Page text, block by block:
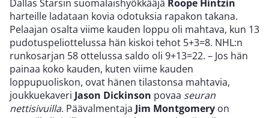
Dallas Starsin suomalaishyökkääjä Roope Hintzin
harteille ladataan kovia odotuksia rapakon takana.
Pelaajan osalta viime kauden loppu oli mahtava, kun 13
pudotuspeliottelussa hän kiskoi tehot 5+3=8. NHL:n
runkosarjan 58 ottelussa saldo oli 9+13=22. – Jos hän
painaa koko kauden, kuten viime kauden
loppupuoliskon, ovat hänen tilastonsa mahtavia,
joukkuekaveri Jason Dickinson povaa seuran
nettisivuilla. Päävalmentaja Jim Montgomery on